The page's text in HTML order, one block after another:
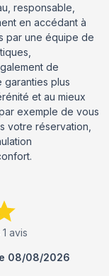
responsable,
en accédant à
par une équipe de
de
garanties plus
et au mieux
exemple de vous
votre réservation,
1 avis
08/08/2026